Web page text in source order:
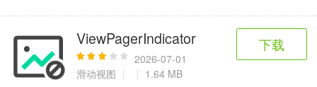
ViewPagerIndicator
2026-07-01
滑动视图
1.64 MB
下载